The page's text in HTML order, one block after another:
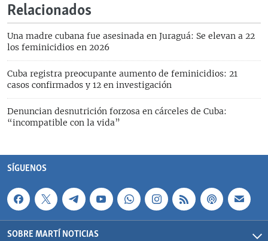
Relacionados
Una madre cubana fue asesinada en Juraguá: Se elevan a 22
los feminicidios en 2026
Cuba registra preocupante aumento de feminicidios: 21
casos confirmados y 12 en investigación
Denuncian desnutrición forzosa en cárceles de Cuba:
“incompatible con la vida”
SÍGUENOS
SOBRE MARTÍ NOTICIAS